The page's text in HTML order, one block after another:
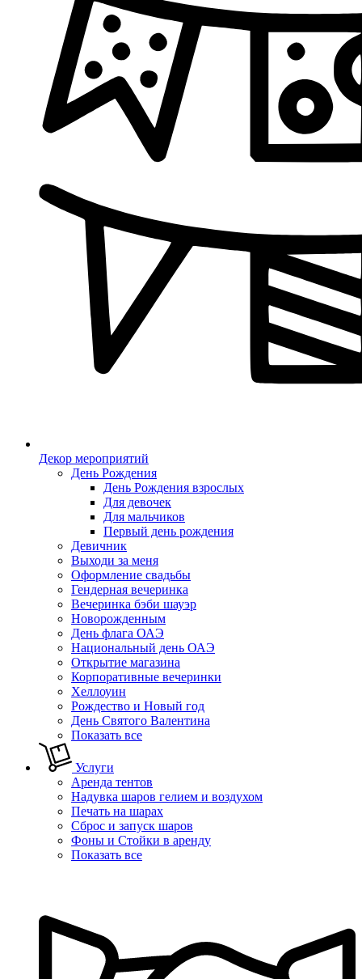
Декор мероприятий
День Рождения
День Рождения взрослых
Для девочек
Для мальчиков
Первый день рождения
Девичник
Выходи за меня
Оформление свадьбы
Гендерная вечеринка
Вечеринка бэби шауэр
Новорожденным
День флага ОАЭ
Национальный день ОАЭ
Открытие магазина
Корпоративные вечеринки
Хеллоуин
Рождество и Новый год
День Святого Валентина
Показать все
Услуги
Аренда тентов
Надувка шаров гелием и воздухом
Печать на шарах
Сброс и запуск шаров
Фоны и Стойки в аренду
Показать все